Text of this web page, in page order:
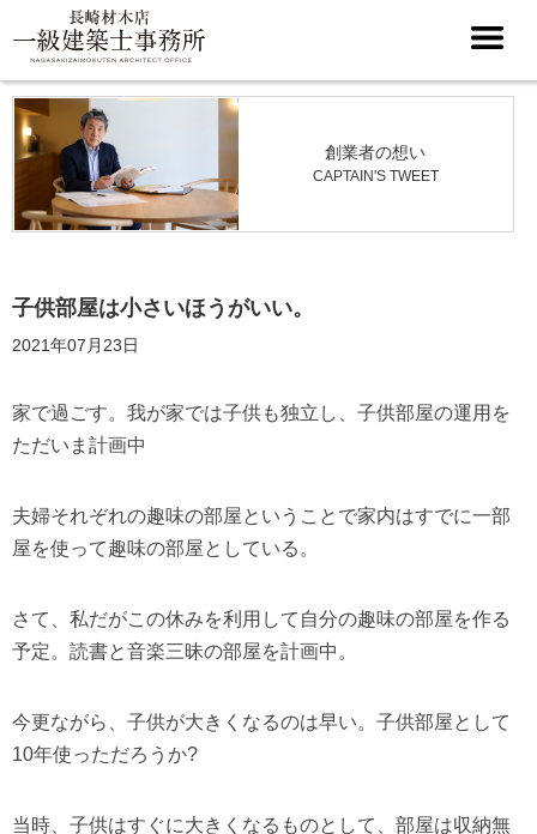
創業者の想い
CAPTAIN'S TWEET
子供部屋は小さいほうがいい。
2021年07月23日
家で過ごす。我が家では子供も独立し、子供部屋の運用を
ただいま計画中
夫婦それぞれの趣味の部屋ということで家内はすでに一部
屋を使って趣味の部屋としている。
さて、私だがこの休みを利用して自分の趣味の部屋を作る
予定。読書と音楽三昧の部屋を計画中。
今更ながら、子供が大きくなるのは早い。子供部屋として
10年使っただろうか?
当時、子供はすぐに大きくなるものとして、部屋は収納無